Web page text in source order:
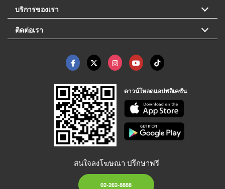
บริการของเรา
ติดต่อเรา
ดาวน์โหลดแอปพลิเคชัน
สนใจลงโฆษณา ปรึกษาฟรี
02-262-8888